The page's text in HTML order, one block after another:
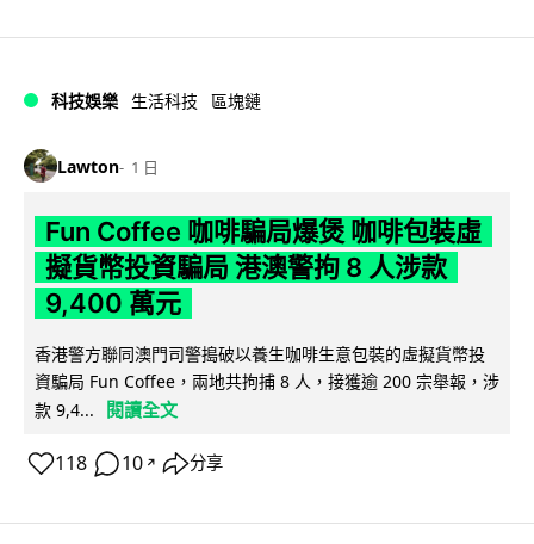
科技娛樂 生活科技 區塊鏈
Lawton 1 日
Fun Coffee 咖啡騙局爆煲 咖啡包裝虛
擬貨幣投資騙局 港澳警拘 8 人涉款
9,400 萬元
香港警方聯同澳門司警搗破以養生咖啡生意包裝的虛擬貨幣投
資騙局 Fun Coffee，兩地共拘捕 8 人，接獲逾 200 宗舉報，涉
款 9,4...
閱讀全文
118 10 ↗ 分享